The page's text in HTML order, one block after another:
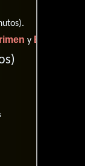
y Biográfico